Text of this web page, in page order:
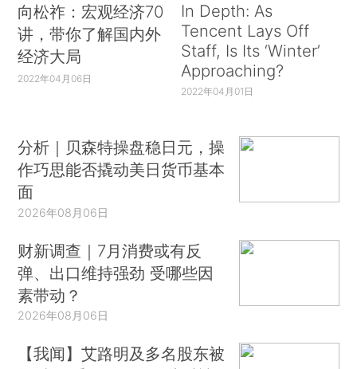
向松祚：宏观经济70
讲，带你了解国内外
经济大局
2022年04月06日
In Depth: As
Tencent Lays Off
Staff, Is Its ‘Winter’
Approaching?
2022年04月01日
分析｜贝森特操盘稳日元，操
作巧思能否撬动美日货币基本
面
2026年08月06日
财新调查｜7月消费或有反
弹、出口维持强劲 受哪些因
素带动？
2026年08月06日
【我闻】艾路明及多名股东被